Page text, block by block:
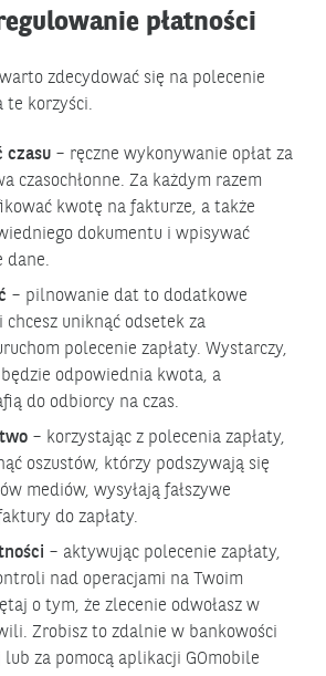
płatności
zdecydować się na polecenie
te korzyści.
czasu – ręczne wykonywanie opłat za
czasochłonne. Za każdym razem
kwotę na fakturze, a także
dokumentu i wpisywać
dane.
– pilnowanie dat to dodatkowe
chcesz uniknąć odsetek za
polecenie zapłaty. Wystarczy,
odpowiednia kwota, a
do odbiorcy na czas.
– korzystając z polecenia zapłaty,
oszustów, którzy podszywają się
mediów, wysyłają fałszywe
do zapłaty.
– aktywując polecenie zapłaty,
nad operacjami na Twoim
o tym, że zlecenie odwołasz w
Zrobisz to zdalnie w bankowości
za pomocą aplikacji GOmobile